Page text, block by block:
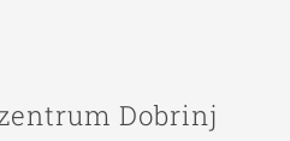
Dobrinj